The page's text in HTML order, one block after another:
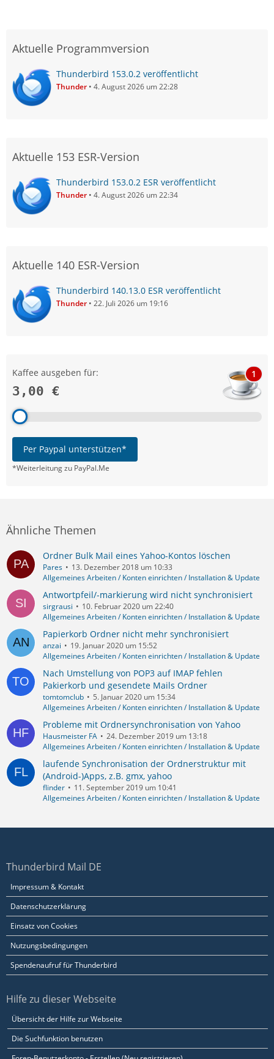
Aktuelle Programmversion
Thunderbird 153.0.2 veröffentlicht
Thunder 4. August 2026 um 22:28
Aktuelle 153 ESR-Version
Thunderbird 153.0.2 ESR veröffentlicht
Thunder 4. August 2026 um 22:34
Aktuelle 140 ESR-Version
Thunderbird 140.13.0 ESR veröffentlicht
Thunder 22. Juli 2026 um 19:16
Kaffee ausgeben für:
3,00 €
1
Per Paypal unterstützen*
*Weiterleitung zu PayPal.Me
Ähnliche Themen
Ordner Bulk Mail eines Yahoo-Kontos löschen
Pares
13. Dezember 2018 um 10:33
Allgemeines Arbeiten / Konten einrichten / Installation & Update
Antwortpfeil/-markierung wird nicht synchronisiert
sirgrausi
10. Februar 2020 um 22:40
Allgemeines Arbeiten / Konten einrichten / Installation & Update
Papierkorb Ordner nicht mehr synchronisiert
anzai
19. Januar 2020 um 15:52
Allgemeines Arbeiten / Konten einrichten / Installation & Update
Nach Umstellung von POP3 auf IMAP fehlen
Pakierkorb und gesendete Mails Ordner
tomtomclub
5. Januar 2020 um 15:34
Allgemeines Arbeiten / Konten einrichten / Installation & Update
Probleme mit Ordnersynchronisation von Yahoo
Hausmeister FA
24. Dezember 2019 um 13:18
Allgemeines Arbeiten / Konten einrichten / Installation & Update
laufende Synchronisation der Ordnerstruktur mit
(Android-)Apps, z.B. gmx, yahoo
flinder
11. September 2019 um 10:41
Allgemeines Arbeiten / Konten einrichten / Installation & Update
Thunderbird Mail DE
Impressum & Kontakt
Datenschutzerklärung
Einsatz von Cookies
Nutzungsbedingungen
Spendenaufruf für Thunderbird
Hilfe zu dieser Webseite
Übersicht der Hilfe zur Webseite
Die Suchfunktion benutzen